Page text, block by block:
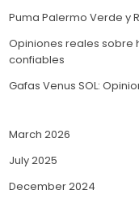
Puma Palermo Verde y
Opiniones reales sobre
confiables
Gafas Venus SOL:
March 2026
July 2025
December 2024